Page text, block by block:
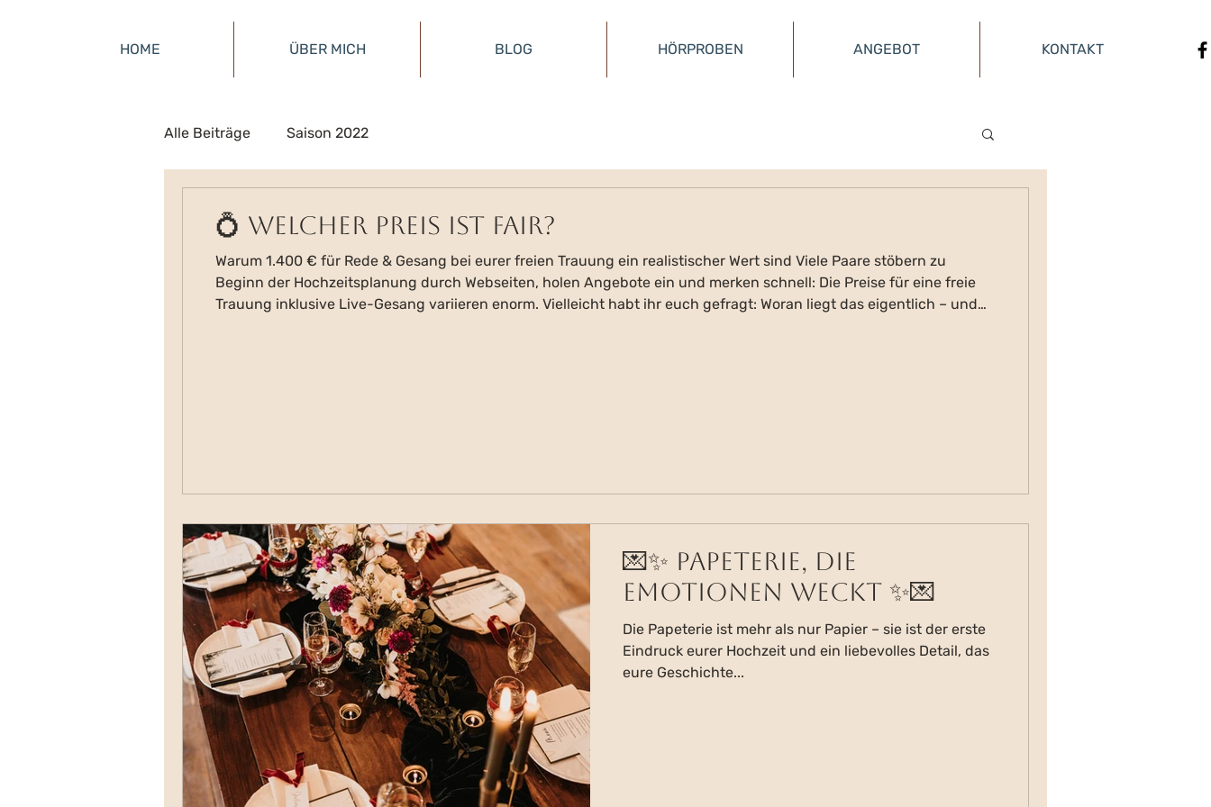
HOME ÜBER MICH BLOG HÖRPROBEN ANGEBOT KONTAKT
Alle Beiträge Saison 2022
💍 Welcher Preis ist fair?
Warum 1.400 € für Rede & Gesang bei eurer freien Trauung ein realistischer Wert sind Viele Paare stöbern zu
Beginn der Hochzeitsplanung durch Webseiten, holen Angebote ein und merken schnell: Die Preise für eine freie
Trauung inklusive Live-Gesang variieren enorm. Vielleicht habt ihr euch gefragt: Woran liegt das eigentlich – und
💌✨ Papeterie, die
Emotionen weckt ✨💌
Die Papeterie ist mehr als nur Papier – sie ist der erste
Eindruck eurer Hochzeit und ein liebevolles Detail, das
eure Geschichte...